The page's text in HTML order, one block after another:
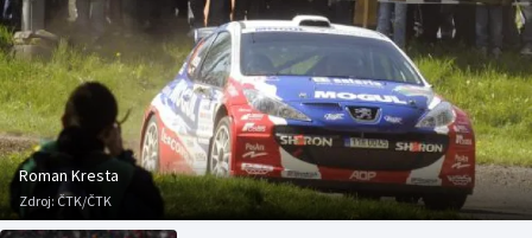
DALŠÍ SPORTY
Americký fotbal
Baseball a softbal
Basketbal
NEPŘEHLÉDNĚTE
Soutěže
Historické návraty
Roman Kresta
Zdroj: ČTK/ČTK